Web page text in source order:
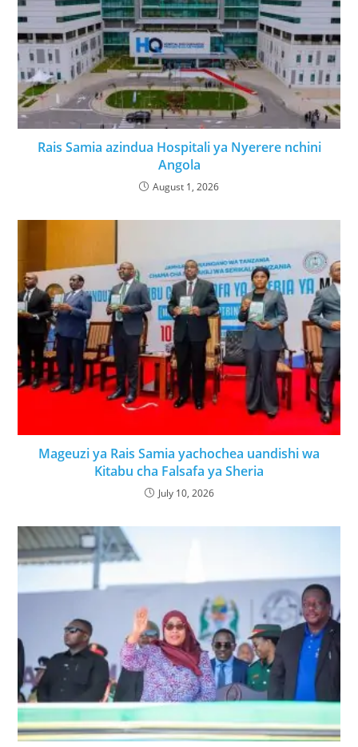
Rais Samia azindua Hospitali ya Nyerere nchini
Angola
August 1, 2026
Mageuzi ya Rais Samia yachochea uandishi wa
Kitabu cha Falsafa ya Sheria
July 10, 2026